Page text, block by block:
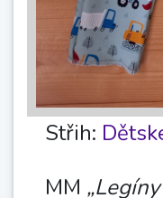
Střih:
MM